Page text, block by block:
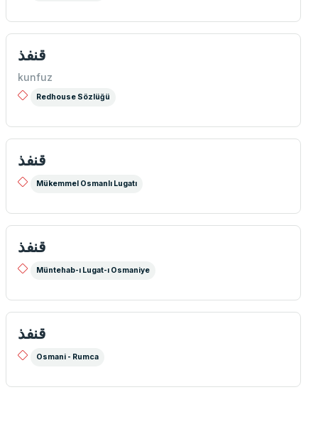
قنفذ
kunfuz
Redhouse Sözlüğü
قنفذ
Mükemmel Osmanlı Lugatı
قنفذ
Müntehab-ı Lugat-ı Osmaniye
قنفذ
Osmani - Rumca